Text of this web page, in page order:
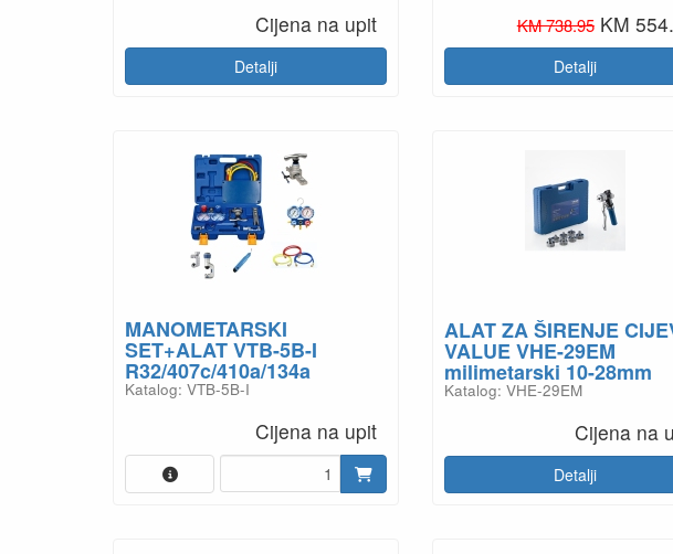
MANOMETARSKI
SET+ALAT VTB-5B-I
R32/407c/410a/134a
Katalog: VTB-5B-I
ALAT ZA ŠIRENJE CIJEVI
VALUE VHE-29EM
milimetarski 10-28mm
Detalji